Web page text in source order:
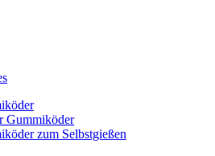
Gummiköder
zum Selbstgießen